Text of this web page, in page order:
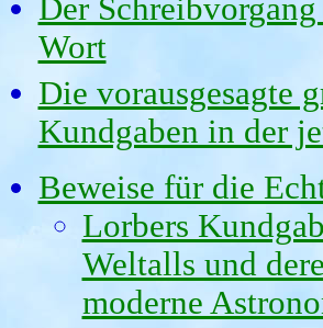
Der
Wort
Die vorausgesagte
Kundgaben in der
Beweise für die
Lorbers
Weltalls und
moderne